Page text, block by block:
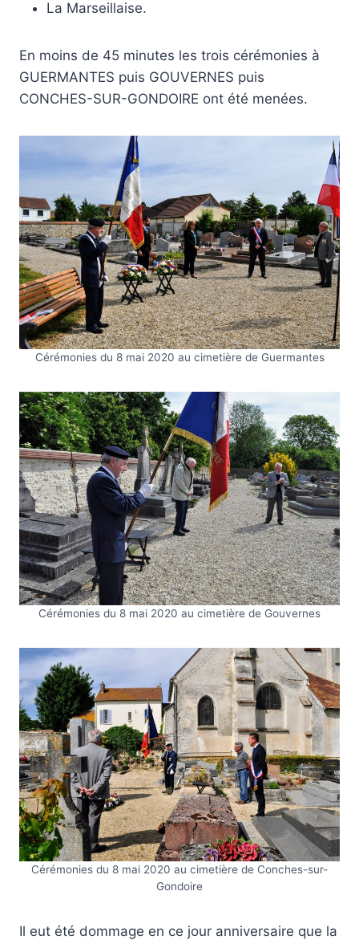
La Marseillaise.
En moins de 45 minutes les trois cérémonies à
GUERMANTES puis GOUVERNES puis
CONCHES-SUR-GONDOIRE ont été menées.
Cérémonies du 8 mai 2020 au cimetière de Guermantes
Cérémonies du 8 mai 2020 au cimetière de Gouvernes
Cérémonies du 8 mai 2020 au cimetière de Conches-sur-
Gondoire
Il eut été dommage en ce jour anniversaire que la